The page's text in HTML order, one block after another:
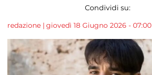
Condividi su:
redazione | giovedì 18 Giugno 2026 - 07:00